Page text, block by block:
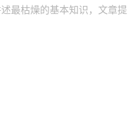
最枯燥的基本知识，文章提